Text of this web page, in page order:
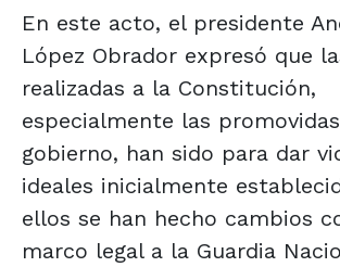
En este acto, el presidente
López Obrador expresó que
realizadas a la Constitución,
especialmente las
gobierno, han sido para dar
ideales inicialmente
ellos se han hecho cambios
marco legal a la Guardia